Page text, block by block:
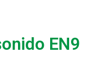
EN9